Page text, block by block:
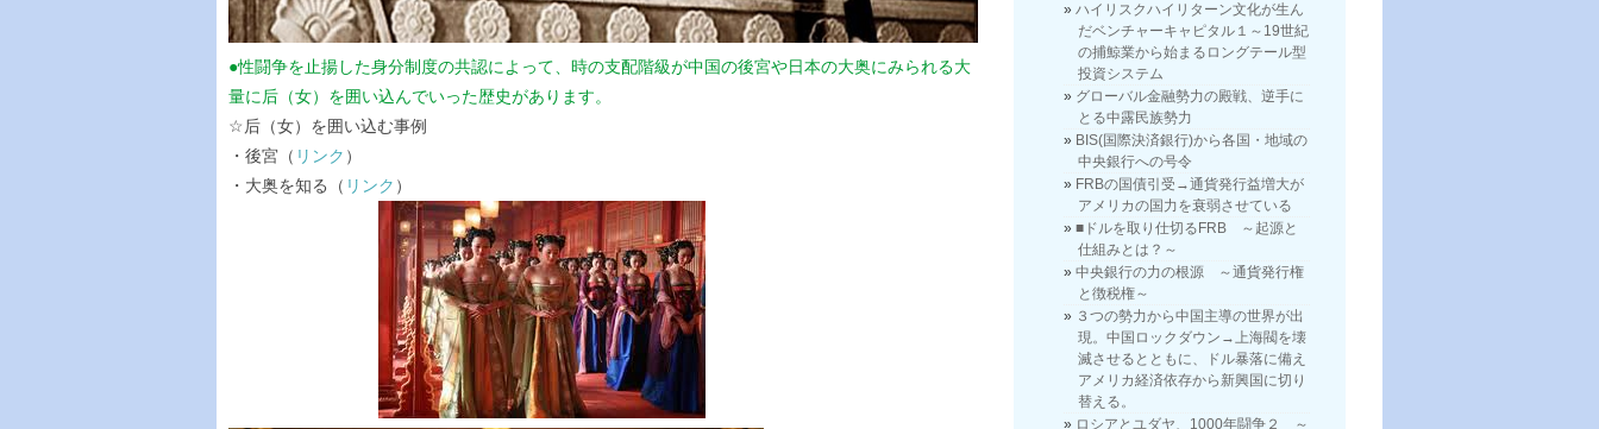
●性闘争を止揚した身分制度の共認によって、時の支配階級が中国の後宮や日本の大奥にみられる大
量に后（女）を囲い込んでいった歴史があります。
☆后（女）を囲い込む事例
・後宮（ リンク ）
・大奥を知る（ リンク ）
ハイリスクハイリターン文化が生ん
だベンチャーキャピタル１～19世紀
の捕鯨業から始まるロングテール型
投資システム
グローバル金融勢力の殿戦、逆手に
とる中露民族勢力
BIS(国際決済銀行)から各国・地域の
中央銀行への号令
FRBの国債引受→通貨発行益増大が
アメリカの国力を衰弱させている
■ドルを取り仕切るFRB ～起源と
仕組みとは？～
中央銀行の力の根源 ～通貨発行権
と徴税権～
３つの勢力から中国主導の世界が出
現。中国ロックダウン→上海閥を壊
滅させるとともに、ドル暴落に備え
アメリカ経済依存から新興国に切り
替える。
ロシアとユダヤ、1000年闘争２ ～